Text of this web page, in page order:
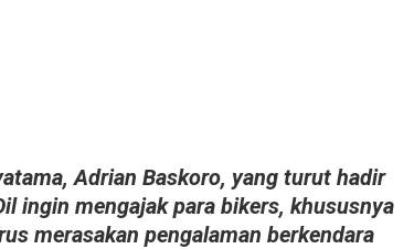
Adrian Baskoro, yang turut hadir
ingin mengajak para bikers, khususnya
merasakan pengalaman berkendara